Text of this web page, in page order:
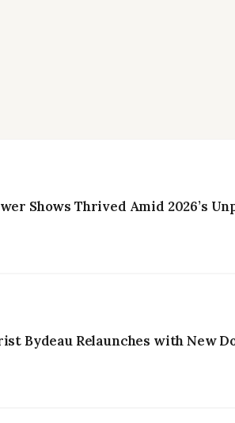
Shows Thrived Amid 2026’s
Bydeau Relaunches with New